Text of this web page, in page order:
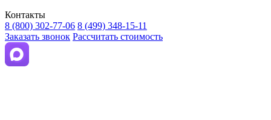
Контакты
8 (800) 302-77-06 8 (499) 348-15-11
Заказать звонок Рассчитать стоимость